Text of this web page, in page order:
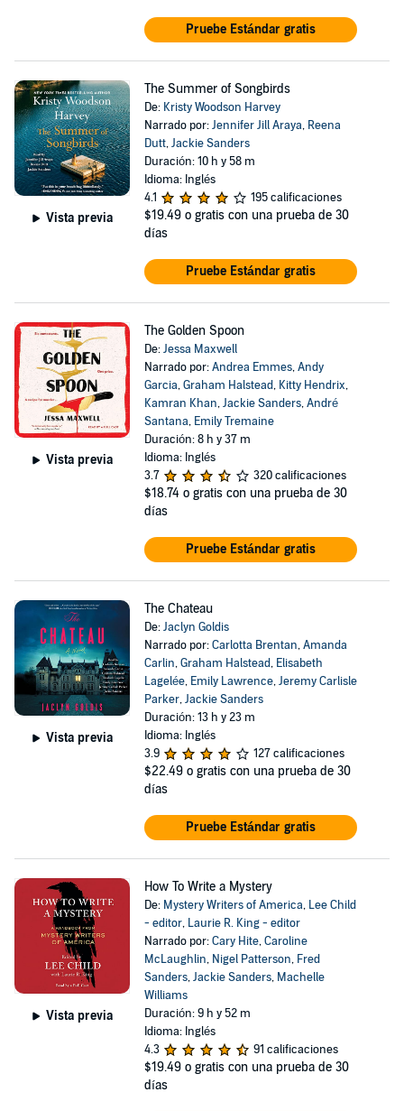
Pruebe Estándar gratis
Vista previa
The Summer of Songbirds
De: Kristy Woodson Harvey
Narrado por:Jennifer Jill Araya, Reena
Dutt,Jackie Sanders
Duración: 10 h y 58 m
Idioma: Inglés
4.1
195 calificaciones
$19.49 o gratis con una prueba de 30
días
Pruebe Estándar gratis
Vista previa
The Golden Spoon
De:Jessa Maxwell
Narrado por:Andrea Emmes,Andy
Garcia,Graham Halstead, Kitty Hendrix,
Kamran Khan,Jackie Sanders,André
Santana, Emily Tremaine
Duración: 8 h y 37 m
Idioma: Inglés
3.7
320 calificaciones
$18.74 o gratis con una prueba de 30
días
Pruebe Estándar gratis
Vista previa
The Chateau
De:Jaclyn Goldis
Narrado por:Carlotta Brentan,Amanda
Carlin,Graham Halstead, Elisabeth
Lagelée, Emily Lawrence,Jeremy Carlisle
Parker,Jackie Sanders
Duración: 13 h y 23 m
Idioma: Inglés
3.9
127 calificaciones
$22.49 o gratis con una prueba de 30
días
Pruebe Estándar gratis
Vista previa
How To Write a Mystery
De: Mystery Writers of America, Lee Child
- editor, Laurie R. King - editor
Narrado por:Cary Hite,Caroline
McLaughlin, Nigel Patterson, Fred
Sanders,Jackie Sanders, Machelle
Williams
Duración: 9 h y 52 m
Idioma: Inglés
4.3
91 calificaciones
$19.49 o gratis con una prueba de 30
días